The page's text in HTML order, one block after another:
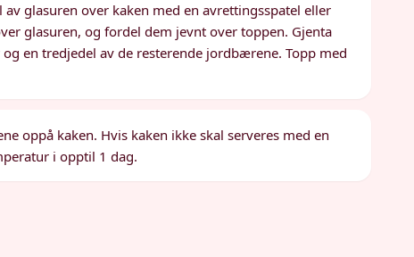
glasuren over kaken med en avrettingsspatel eller
glasuren, og fordel dem jevnt over toppen. Gjenta
en tredjedel av de resterende jordbærene. Topp med
oppå kaken. Hvis kaken ikke skal serveres med en
i opptil 1 dag.